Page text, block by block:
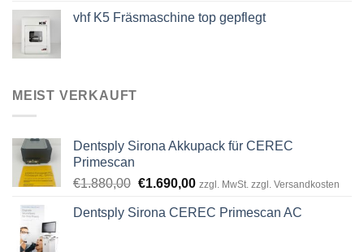
vhf K5 Fräsmaschine top gepflegt
MEIST VERKAUFT
Dentsply Sirona Akkupack für CEREC
Primescan
€1.880,00 Ursprünglicher
war:
€1.690,00Aktueller
ist:
zzgl. MwSt. zzgl. Versandkosten
Dentsply Sirona CEREC Primescan AC